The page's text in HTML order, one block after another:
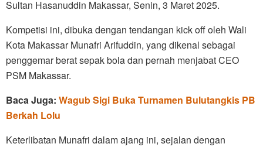
Sultan Hasanuddin Makassar, Senin, 3 Maret 2025.
Kompetisi ini, dibuka dengan tendangan kick off oleh Wali
Kota Makassar Munafri Arifuddin, yang dikenal sebagai
penggemar berat sepak bola dan pernah menjabat CEO
PSM Makassar.
Baca Juga: Wagub Sigi Buka Turnamen Bulutangkis PB
Berkah Lolu
Keterlibatan Munafri dalam ajang ini, sejalan dengan